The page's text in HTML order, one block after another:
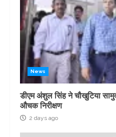
News
डीएम अंशुल सिंह ने चौखुटिया
औचक निरीक्षण
2 days ago